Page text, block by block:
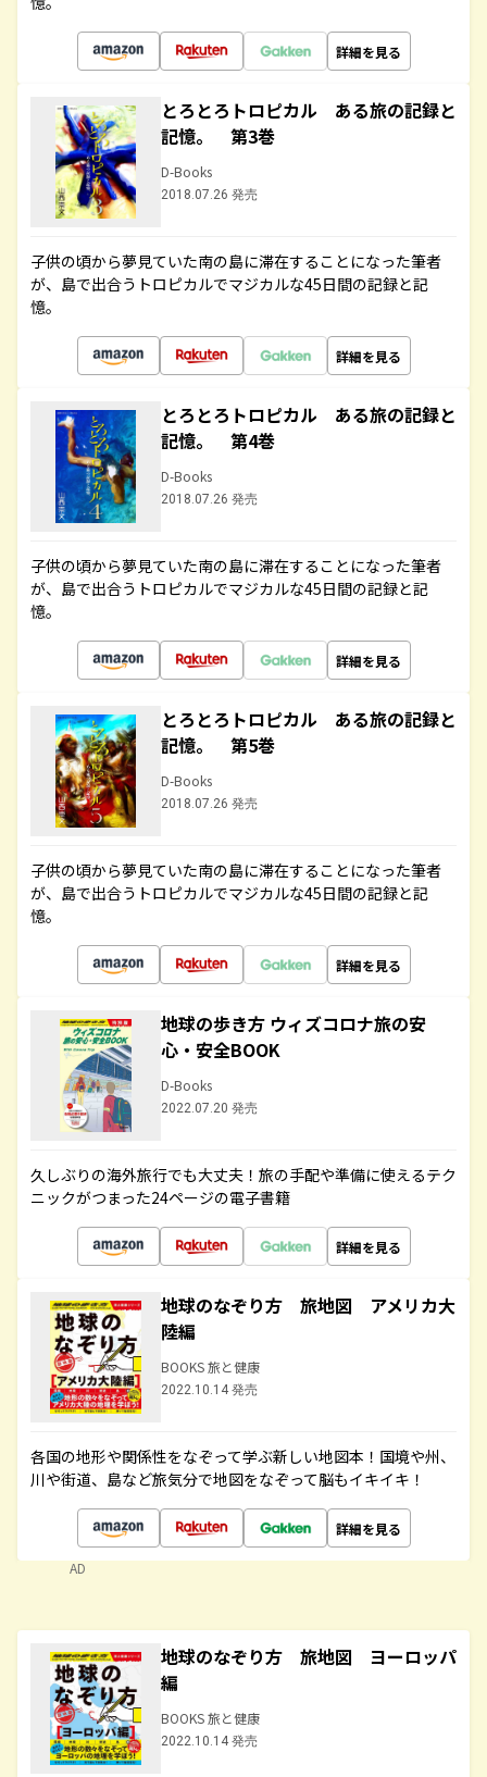
詳細を見る
とろとろトロピカル ある旅の記録と
記憶。 第3巻
D-Books
2018.07.26 発売
子供の頃から夢見ていた南の島に滞在することになった筆者
が、島で出合うトロピカルでマジカルな45日間の記録と記
憶。
詳細を見る
とろとろトロピカル ある旅の記録と
記憶。 第4巻
D-Books
2018.07.26 発売
子供の頃から夢見ていた南の島に滞在することになった筆者
が、島で出合うトロピカルでマジカルな45日間の記録と記
憶。
詳細を見る
とろとろトロピカル ある旅の記録と
記憶。 第5巻
D-Books
2018.07.26 発売
子供の頃から夢見ていた南の島に滞在することになった筆者
が、島で出合うトロピカルでマジカルな45日間の記録と記
憶。
詳細を見る
地球の歩き方 ウィズコロナ旅の安
心・安全BOOK
D-Books
2022.07.20 発売
久しぶりの海外旅行でも大丈夫！旅の手配や準備に使えるテク
ニックがつまった24ページの電子書籍
詳細を見る
地球のなぞり方 旅地図 アメリカ大
陸編
BOOKS 旅と健康
2022.10.14 発売
各国の地形や関係性をなぞって学ぶ新しい地図本！国境や州、
川や街道、島など旅気分で地図をなぞって脳もイキイキ！
詳細を見る
AD
地球のなぞり方 旅地図 ヨーロッパ
編
BOOKS 旅と健康
2022.10.14 発売